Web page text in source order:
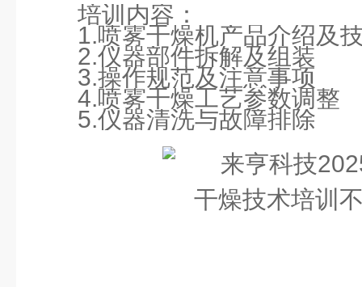
培训内容：
1.喷雾干燥机产品介绍及
2.仪器部件拆解及组装
3.操作规范及注意事项
4.喷雾干燥工艺参数调整
5.仪器清洗与故障排除